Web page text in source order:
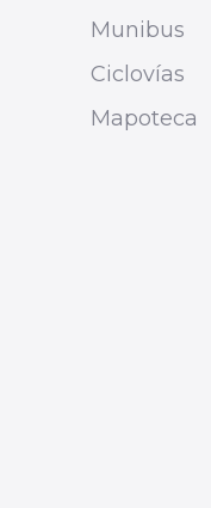
Munibus
Ciclovías
Mapoteca